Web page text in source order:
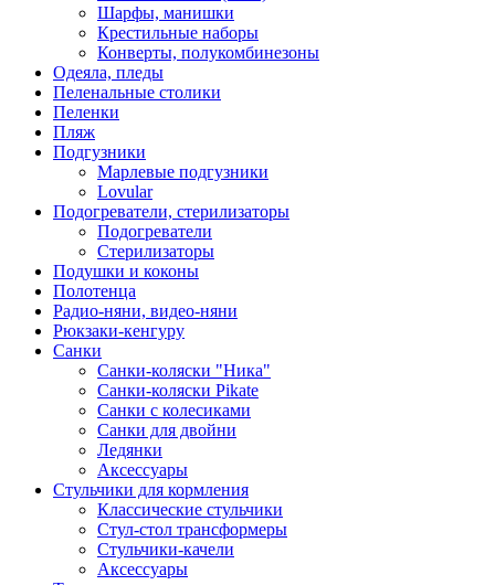
Шарфы, манишки
Крестильные наборы
Конверты, полукомбинезоны
Одеяла, пледы
Пеленальные столики
Пеленки
Пляж
Подгузники
Марлевые подгузники
Lovular
Подогреватели, стерилизаторы
Подогреватели
Стерилизаторы
Подушки и коконы
Полотенца
Радио-няни, видео-няни
Рюкзаки-кенгуру
Санки
Санки-коляски "Ника"
Санки-коляски Pikate
Санки с колесиками
Санки для двойни
Ледянки
Аксессуары
Стульчики для кормления
Классические стульчики
Стул-стол трансформеры
Стульчики-качели
Аксессуары